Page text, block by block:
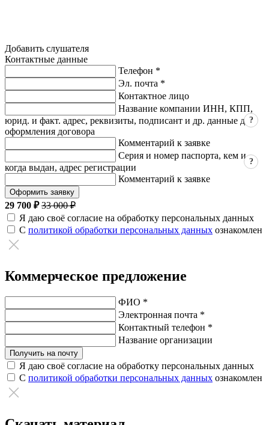
Добавить слушателя
Контактные данные
Телефон *
Эл. почта *
Контактное лицо
Название компании ИНН, КПП,
юрид. и факт. адрес, реквизиты, подписант и др. данные для
оформления договора
?
Комментарий к заявке
Серия и номер паспорта, кем и
когда выдан, адрес регистрации
?
Комментарий к заявке
Оформить заявку
29 700 ₽ 33 000 ₽
Я даю своё согласие на обработку персональных данных
С политикой обработки персональных данных ознакомлен
Коммерческое предложение
ФИО *
Электронная почта *
Контактный телефон *
Название организации
Получить на почту
Я даю своё согласие на обработку персональных данных
С политикой обработки персональных данных ознакомлен